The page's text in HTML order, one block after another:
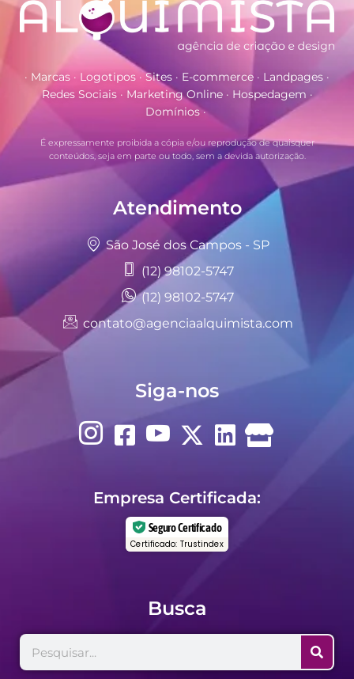
· Marcas · Logotipos · Sites · E-commerce · Landpages ·
Redes Sociais · Marketing Online · Hospedagem ·
Domínios ·
É expressamente proibida a cópia e/ou reprodução de quaisquer
conteúdos, seja em parte ou todo, sem a devida autorização.
Atendimento
São José dos Campos - SP
(12) 98102-5747
(12) 98102-5747
contato@agenciaalquimista.com
Siga-nos
Empresa Certificada:
Seguro Certificado
Certificado: Trustindex
Busca